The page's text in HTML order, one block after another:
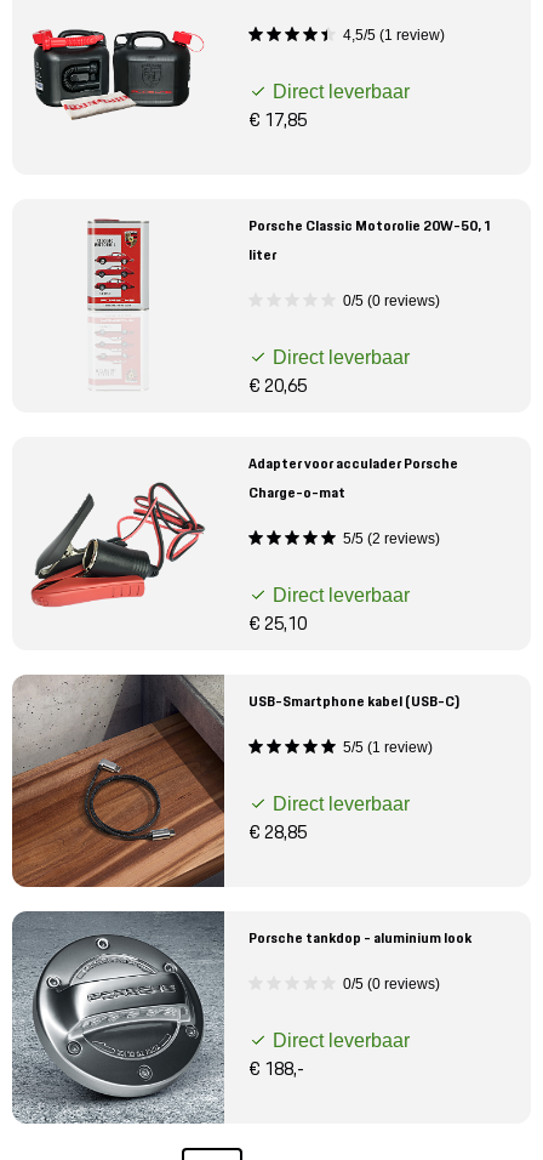
4,5/5 (1 review)
Direct leverbaar
€ 17,85
Porsche Classic Motorolie 20W-50, 1
liter
0/5 (0 reviews)
Direct leverbaar
€ 20,65
Adapter voor acculader Porsche
Charge-o-mat
5/5 (2 reviews)
Direct leverbaar
€ 25,10
USB-Smartphone kabel (USB-C)
5/5 (1 review)
Direct leverbaar
€ 28,85
Porsche tankdop - aluminium look
0/5 (0 reviews)
Direct leverbaar
€ 188,-